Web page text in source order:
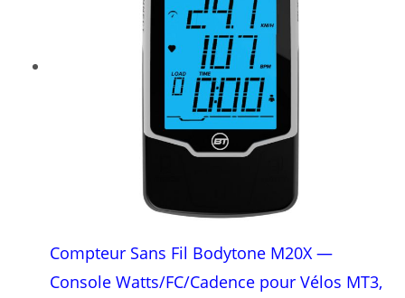
Compteur Sans Fil Bodytone M20X —
Console Watts/FC/Cadence pour Vélos MT3,